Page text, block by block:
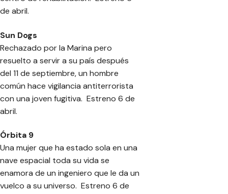
de abril.
Sun Dogs
Rechazado por la Marina pero
resuelto a servir a su país después
del 11 de septiembre, un hombre
común hace vigilancia antiterrorista
con una joven fugitiva. Estreno 6 de
abril.
Órbita 9
Una mujer que ha estado sola en una
nave espacial toda su vida se
enamora de un ingeniero que le da un
vuelco a su universo. Estreno 6 de